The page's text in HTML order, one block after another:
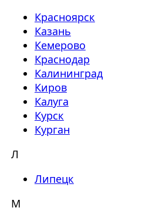
Красноярск
Казань
Кемерово
Краснодар
Калининград
Киров
Калуга
Курск
Курган
Л
Липецк
М